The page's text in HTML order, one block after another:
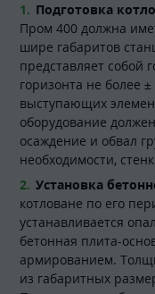
Подготовка
Пром 400 должна
шире габаритов
представляет собой
горизонта не более
выступающих
оборудование
осаждение и обвал
необходимости,
Установка
котловане по его
устанавливается
бетонная плита-
армированием.
из габаритных